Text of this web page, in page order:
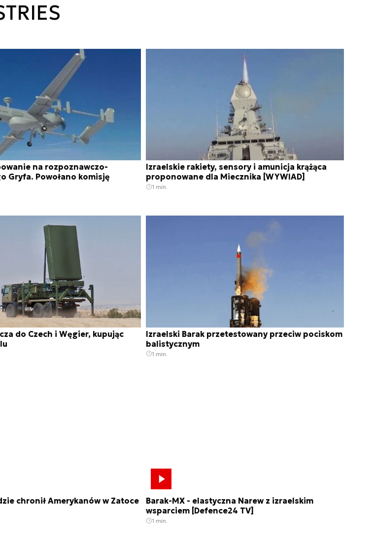
na rozpoznawczo-
Gryfa. Powołano komisję
Izraelskie rakiety, sensory i amunicja krążąca
proponowane dla Miecznika [WYWIAD]
1 min.
do Czech i Węgier, kupując
Izraelski Barak przetestowany przeciw pociskom
balistycznym
1 min.
chronił Amerykanów w Zatoce
Barak-MX - elastyczna Narew z izraelskim
wsparciem [Defence24 TV]
1 min.